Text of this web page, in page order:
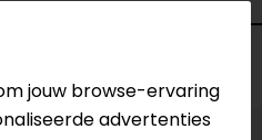
jouw browse-ervaring
advertenties